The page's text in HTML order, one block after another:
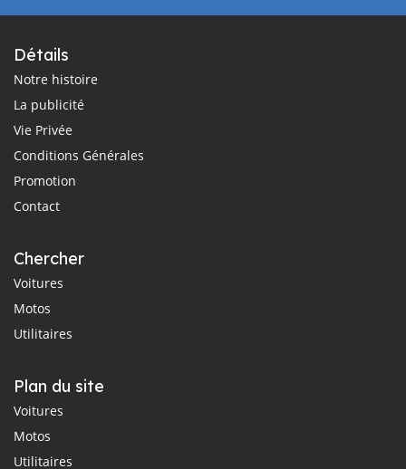
Détails
Notre histoire
La publicité
Vie Privée
Conditions Générales
Promotion
Contact
Chercher
Voitures
Motos
Utilitaires
Plan du site
Voitures
Motos
Utilitaires